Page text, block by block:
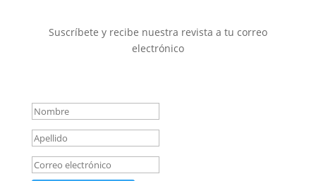
Suscríbete y recibe nuestra revista a tu correo
electrónico